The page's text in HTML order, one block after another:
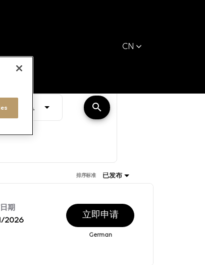
CN
10 公里 JOBS.DISTANCEUNITS_SCREENREADER_TEXT
距离
search
已发布
排序标准
期
2026
立即申请
German